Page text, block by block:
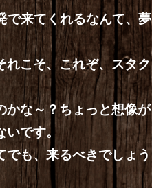
で来てくれるなんて、夢
れこそ、これぞ、スタク
かな～？ちょっと想像が
いです。
でも、来るべきでしょう